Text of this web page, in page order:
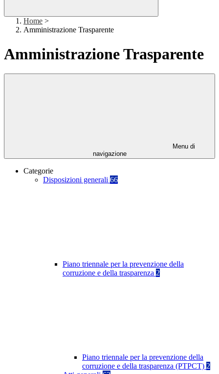
Home >
Amministrazione Trasparente
Amministrazione Trasparente
Menu di
navigazione
Categorie
Disposizioni generali 66
Piano triennale per la prevenzione della
corruzione e della trasparenza 2
Piano triennale per la prevenzione della
corruzione e della trasparenza (PTPCT) 2